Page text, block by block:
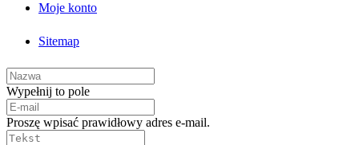
Moje konto
Sitemap
Wypełnij to pole
Proszę wpisać prawidłowy adres e-mail.